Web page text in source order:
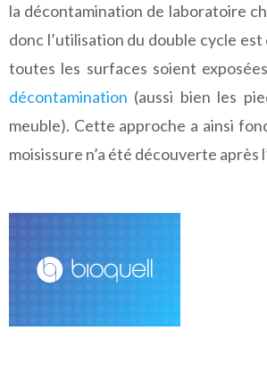
la décontamination de laboratoire
donc l’utilisation du double cycle est
toutes les surfaces soient
décontamination (aussi bien les
meuble). Cette approche a ainsi
moisissure n’a été découverte après